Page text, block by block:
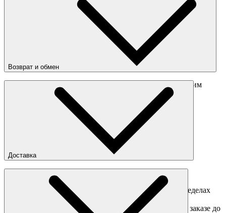
Синий / Оранжевый
100% полиэстер
Возврат и обмен
Перед отправкой обмена обязательно свяжитесь с нашим
obmen@sneakerhead.ru
Подробные правила возврата товара
Доставка
Доставка по Москве
Доставка курьером в интервал 13:00-20:00 в пределах
МКАД 350 руб.
Доставка "день в день" в пределах МКАД (при заказе до